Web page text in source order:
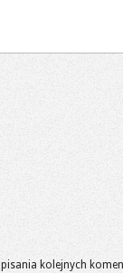
kolejnych